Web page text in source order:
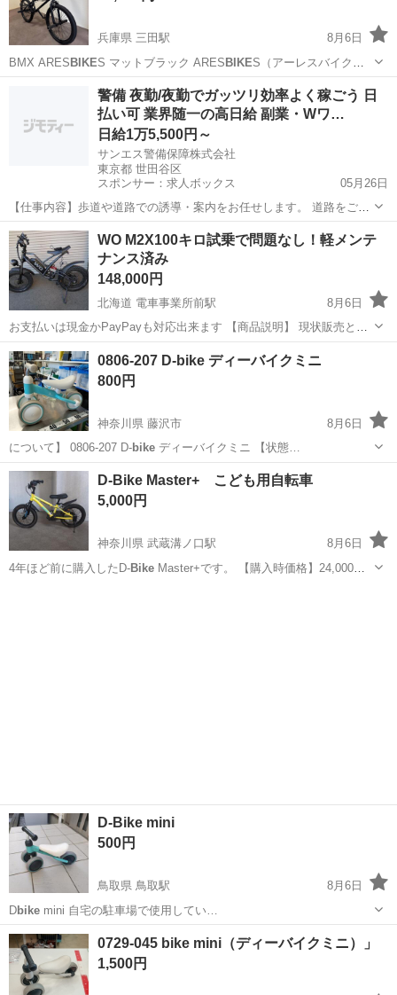
兵庫県 三田駅
8月6日
BMX ARES BIKE S マットブラック ARES BIKES（アーレスバイク）
の「S-KILL（エスキル）」は、フラットランドを中心にストリートや
街乗りまでこなせる、コストパフォーマンスに優れた20インチのフリ
三田市 三田駅 BMX
警備 夜勤/夜勤でガッツリ効率よく稼ごう 日
払い可 業界随一の高日給 副業・Wワ…
日給1万5,500円～
サンエス警備保障株式会社
東京都 世田谷区
スポンサー：求人ボックス
05月26日
【仕事内容】歩道や道路での誘導・案内をお任せします。 道路をご利
用される車両や歩行者の方が安全に安心して通行するために適切に誘
導してください。 勤務地へは直行直帰OKです! <未経験でも安心!!> 丁
寧な研修20hで基本的な知識を...
アルバイト・パート
WO M2X100キロ試乗で問題なし！軽メンテ
ナンス済み
148,000円
北海道 電車事業所前駅
8月6日
お支払いは現金かPayPayも対応出来ます 【商品説明】 現状販売とな
ります。 中古自転車のため、傷・サビ等ございます。 できる限りコン
ディションを正直に記載しておりますが、原則ノークレーム・ノーリ
ターンでお願いいたします...
北海道 札幌市 電動アシスト自転車
タイヤ
0806-207 D-bike ディーバイクミニ
800円
神奈川県 藤沢市
8月6日
について】 0806-207 D-bike ディーバイクミニ 【状態…
神奈川 藤沢市 キッズ用品
D-Bike Master+ こども用自転車
5,000円
神奈川県 武蔵溝ノ口駅
8月6日
4年ほど前に購入したD-BikeMaster+です。 【購入時価格】24,000円
D-Bike mini
500円
鳥取県 鳥取駅
8月6日
Dbikemini 自宅の駐車場で使用してい…
鳥取 鳥取市
0729-045 bike mini（ディーバイクミニ）」
1,500円